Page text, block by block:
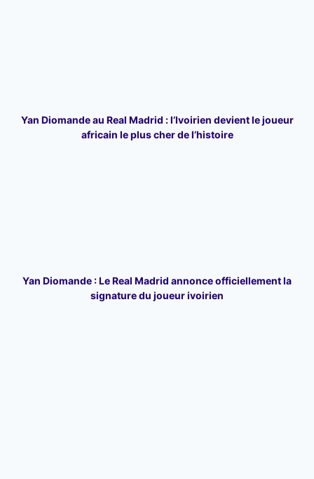
Yan Diomande au Real Madrid : l’Ivoirien devient le joueur
africain le plus cher de l’histoire
Yan Diomande : Le Real Madrid annonce officiellement la
signature du joueur ivoirien